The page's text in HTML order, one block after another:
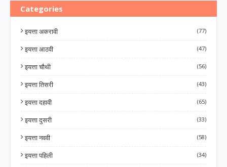
Categories
इयत्ता अकरावी (77)
इयत्ता आठवी (47)
इयत्ता चौथी (56)
इयत्ता तिसरी (43)
इयत्ता दहावी (65)
इयत्ता दुसरी (33)
इयत्ता नववी (58)
इयत्ता पहिली (34)